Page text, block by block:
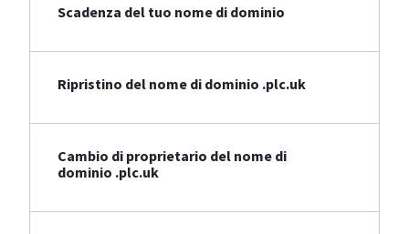
Scadenza del tuo nome di dominio
Ripristino del nome di dominio .plc.uk
Cambio di proprietario del nome di
dominio .plc.uk